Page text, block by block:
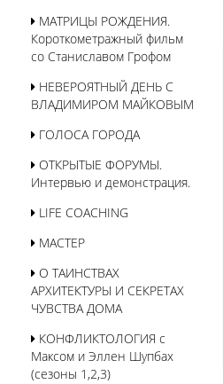
МАТРИЦЫ РОЖДЕНИЯ.
Короткометражный фильм
со Станиславом Грофом
НЕВЕРОЯТНЫЙ ДЕНЬ С
ВЛАДИМИРОМ МАЙКОВЫМ
ГОЛОСА ГОРОДА
ОТКРЫТЫЕ ФОРУМЫ.
Интервью и демонстрация.
LIFE COACHING
МАСТЕР
О ТАИНСТВАХ
АРХИТЕКТУРЫ И СЕКРЕТАХ
ЧУВСТВА ДОМА
КОНФЛИКТОЛОГИЯ с
Максом и Эллен Шупбах
(сезоны 1,2,3)